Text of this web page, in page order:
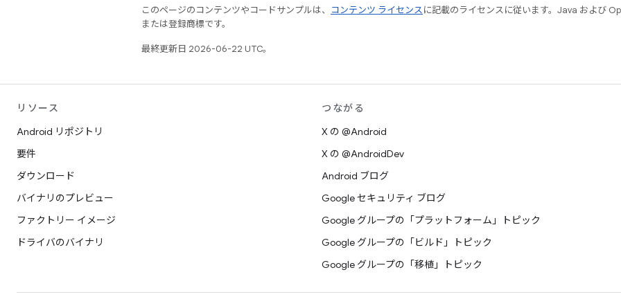
このページのコンテンツやコードサンプルは、 コンテンツ ライセンスに記載のライセンスに従います。Java および
または登録商標です。
最終更新日 2026-06-22 UTC。
リソース
Android リポジトリ
要件
ダウンロード
バイナリのプレビュー
ファクトリー イメージ
ドライバのバイナリ
つながる
X の @Android
X の @AndroidDev
Android ブログ
Google セキュリティ ブログ
Google グループの「プラットフォーム」トピック
Google グループの「ビルド」トピック
Google グループの「移植」トピック